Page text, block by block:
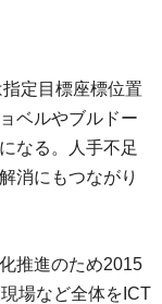
定目標座標位置
ベルやブルドー
なる。人手不足
消にもつながり
推進のため2015
場など全体をICT